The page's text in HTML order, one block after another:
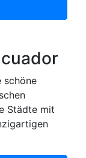
schöne
Städte mit